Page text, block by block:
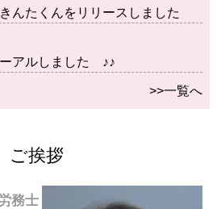
んたくんをリリースしました
アルしました ♪♪
>>一覧へ
ご挨拶
務士